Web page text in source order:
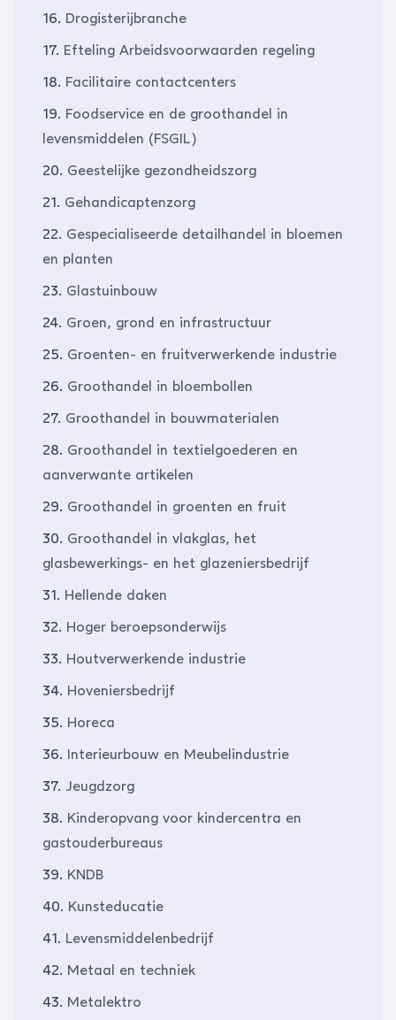
16. Drogisterijbranche
17. Efteling Arbeidsvoorwaarden regeling
18. Facilitaire contactcenters
19. Foodservice en de groothandel in
levensmiddelen (FSGIL)
20. Geestelijke gezondheidszorg
21. Gehandicaptenzorg
22. Gespecialiseerde detailhandel in bloemen
en planten
23. Glastuinbouw
24. Groen, grond en infrastructuur
25. Groenten- en fruitverwerkende industrie
26. Groothandel in bloembollen
27. Groothandel in bouwmaterialen
28. Groothandel in textielgoederen en
aanverwante artikelen
29. Groothandel in groenten en fruit
30. Groothandel in vlakglas, het
glasbewerkings- en het glazeniersbedrijf
31. Hellende daken
32. Hoger beroepsonderwijs
33. Houtverwerkende industrie
34. Hoveniersbedrijf
35. Horeca
36. Interieurbouw en Meubelindustrie
37. Jeugdzorg
38. Kinderopvang voor kindercentra en
gastouderbureaus
39. KNDB
40. Kunsteducatie
41. Levensmiddelenbedrijf
42. Metaal en techniek
43. Metalektro